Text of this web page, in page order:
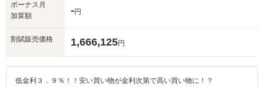
ボーナス月
加算額
-円
割賦販売価格 1,666,125円
低金利３．９％！！安い買い物が金利次第で高い買い物に！？